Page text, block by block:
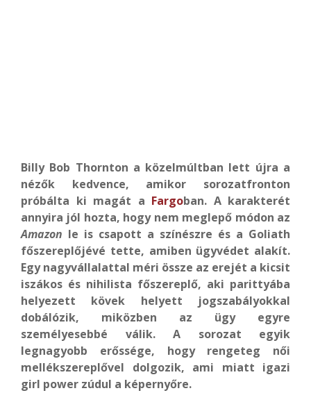
Billy Bob Thornton a közelmúltban lett újra a
nézők kedvence, amikor sorozatfronton
próbálta ki magát a Fargoban. A karakterét
annyira jól hozta, hogy nem meglepő módon az
Amazon le is csapott a színészre és a Goliath
főszereplőjévé tette, amiben ügyvédet alakít.
Egy nagyvállalattal méri össze az erejét a kicsit
iszákos és nihilista főszereplő, aki parittyába
helyezett kövek helyett jogszabályokkal
dobálózik, miközben az ügy egyre
személyesebbé válik. A sorozat egyik
legnagyobb erőssége, hogy rengeteg női
mellékszereplővel dolgozik, ami miatt igazi
girl power zúdul a képernyőre.